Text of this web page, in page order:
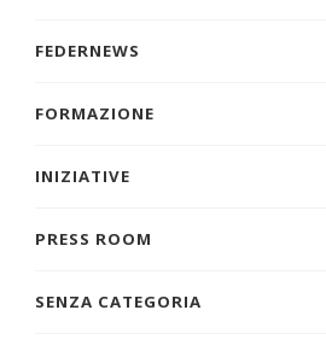
FEDERNEWS
FORMAZIONE
INIZIATIVE
PRESS ROOM
SENZA CATEGORIA